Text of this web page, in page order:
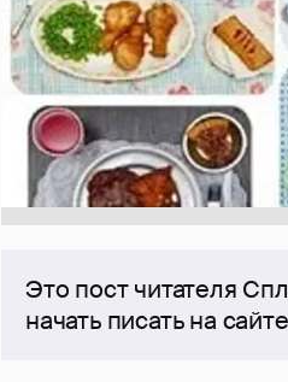
Это пост читателя
начать писать на